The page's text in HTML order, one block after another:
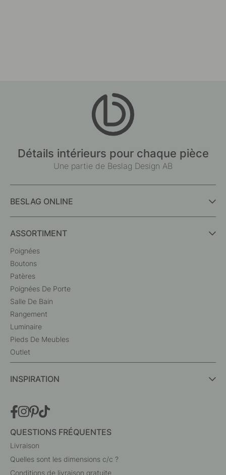
Détails intérieurs pour chaque pièce
Une partie de Beslag Design AB
BESLAG ONLINE
ASSORTIMENT
Poignées
Boutons
Patères
Poignées De Porte
Salle De Bain
Rangement
Luminaire
Pieds De Meubles
Outlet
INSPIRATION
QUESTIONS FRÉQUENTES
Livraison
Quelles sont les dimensions c/c ?
Conditions de livraison gratuite